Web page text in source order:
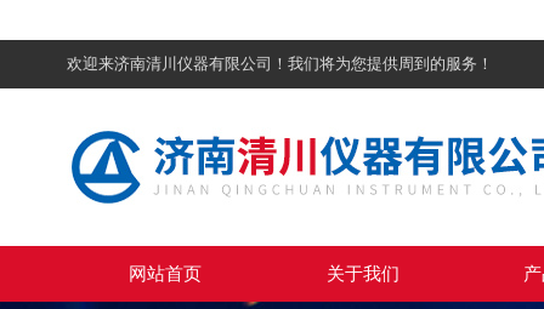
欢迎来济南清川仪器有限公司！我们将为您提供周到的服务！
网站首页 关于我们